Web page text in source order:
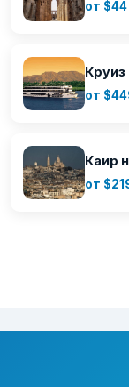
от $44
Круиз
от
Каир
от